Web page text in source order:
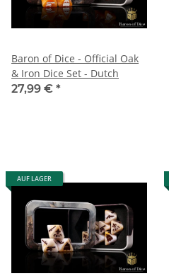
Baron of Dice - Official Oak
& Iron Dice Set - Dutch
27,99 € *
AUF LAGER